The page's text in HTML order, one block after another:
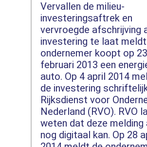
Vervallen de milieu-
investeringsaftrek en
vervroegde afschrijving
investering te laat
ondernemer koopt op 23
februari 2013 een
auto. Op 4 april 2014
de investering
Rijksdienst voor
Nederland (RVO). RVO
weten dat deze melding
nog digitaal kan. Op 28